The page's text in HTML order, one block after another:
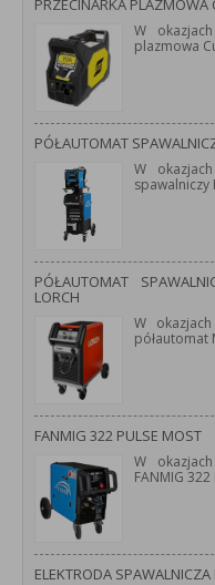
PRZECINARKA PLAZMOWA
W
plazmowa
PÓŁAUTOMAT
W
spawalniczy
PÓŁAUTOMAT
LORCH
W
półautomat
FANMIG 322 PULSE MOST
W
FANMIG
ELEKTRODA